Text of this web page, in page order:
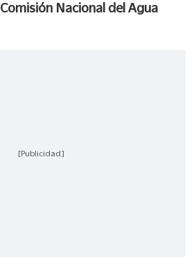
Comisión Nacional del Agua
[Publicidad]